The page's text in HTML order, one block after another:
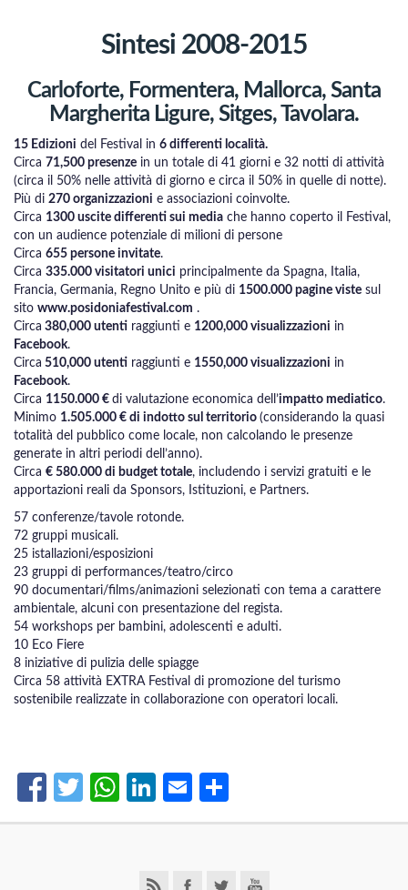
Sintesi 2008-2015
Carloforte, Formentera, Mallorca, Santa
Margherita Ligure, Sitges, Tavolara.
15 Edizioni del Festival in 6 differenti località.
Circa 71,500 presenze in un totale di 41 giorni e 32 notti di attività
(circa il 50% nelle attività di giorno e circa il 50% in quelle di notte).
Più di 270 organizzazioni e associazioni coinvolte.
Circa 1300 uscite differenti sui media che hanno coperto il Festival,
con un audience potenziale di milioni di persone
Circa 655 persone invitate.
Circa 335.000 visitatori unici principalmente da Spagna, Italia,
Francia, Germania, Regno Unito e più di 1500.000 pagine viste sul
sito www.posidoniafestival.com .
Circa 380,000 utenti raggiunti e 1200,000 visualizzazioni in
Facebook.
Circa 510,000 utenti raggiunti e 1550,000 visualizzazioni in
Facebook.
Circa 1150.000 € di valutazione economica dell’impatto mediatico.
Minimo 1.505.000 € di indotto sul territorio (considerando la quasi
totalità del pubblico come locale, non calcolando le presenze
generate in altri periodi dell’anno).
Circa € 580.000 di budget totale, includendo i servizi gratuiti e le
apportazioni reali da Sponsors, Istituzioni, e Partners.
57 conferenze/tavole rotonde.
72 gruppi musicali.
25 istallazioni/esposizioni
23 gruppi di performances/teatro/circo
90 documentari/films/animazioni selezionati con tema a carattere
ambientale, alcuni con presentazione del regista.
54 workshops per bambini, adolescenti e adulti.
10 Eco Fiere
8 iniziative di pulizia delle spiagge
Circa 58 attività EXTRA Festival di promozione del turismo
sostenibile realizzate in collaborazione con operatori locali.
Facebook
Twitter
WhatsApp
LinkedIn
Email